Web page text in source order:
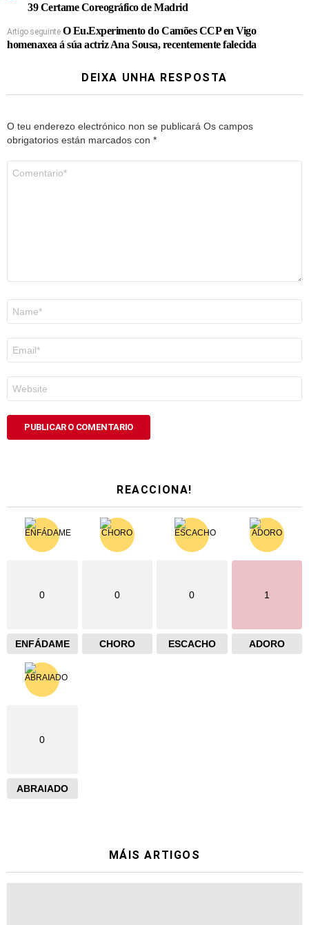
39 Certame Coreográfico de Madrid
Artigo seguinte O Eu.Experimento do Camões CCP en Vigo
homenaxea á súa actriz Ana Sousa, recentemente falecida
DEIXA UNHA RESPOSTA
O teu enderezo electrónico non se publicará Os campos
obrigatorios están marcados con *
electrónico
*
REACCIONA!
0
ENFÁDAME
0
CHORO
0
ESCACHO
1
ADORO
0
ABRAIADO
MÁIS ARTIGOS